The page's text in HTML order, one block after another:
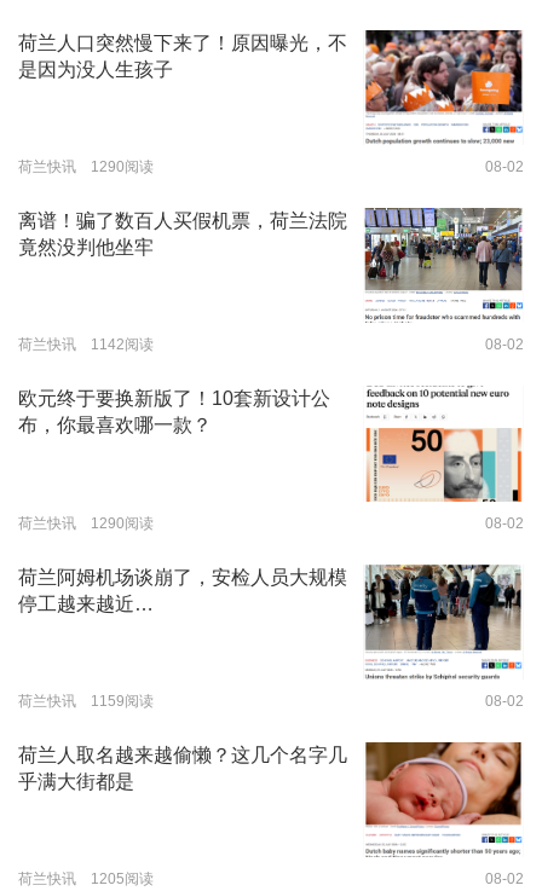
荷兰人口突然慢下来了！原因曝光，不
是因为没人生孩子
荷兰快讯 1290阅读 08-02
离谱！骗了数百人买假机票，荷兰法院
竟然没判他坐牢
荷兰快讯 1142阅读 08-02
欧元终于要换新版了！10套新设计公
布，你最喜欢哪一款？
荷兰快讯 1290阅读 08-02
荷兰阿姆机场谈崩了，安检人员大规模
停工越来越近…
荷兰快讯 1159阅读 08-02
荷兰人取名越来越偷懒？这几个名字几
乎满大街都是
荷兰快讯 1205阅读 08-02